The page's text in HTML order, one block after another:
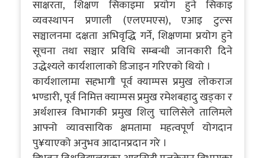
साक्षरता, शिक्षण सिकाइमा प्रयोग हुने सिकाइ
व्यवस्थापन प्रणाली (एलएमएस), एआइ टुल्स
सञ्चालनमा दक्षता अभिवृद्धि गर्ने, शिक्षणमा प्रयोग हुने
सूचना तथा सञ्चार प्रविधि सम्बन्धी जानकारी दिने
उद्धेश्यले कार्यशालाको डिजाइन गरिएको थियो ।
कार्यशालामा सहभागी पूर्व क्याम्पस प्रमुख लोकराज
भण्डारी, पूर्व निमित्त क्याम्पस प्रमुख रमेशबहादु खड्का र
अर्थशास्त्र विभागकी प्रमुख शिलु चालिसेले तालिमले
आफ्नो व्यावसायिक क्षमतामा महत्वपूर्ण योगदान
पु¥याएको अनुभव आदानप्रदान गरे ।